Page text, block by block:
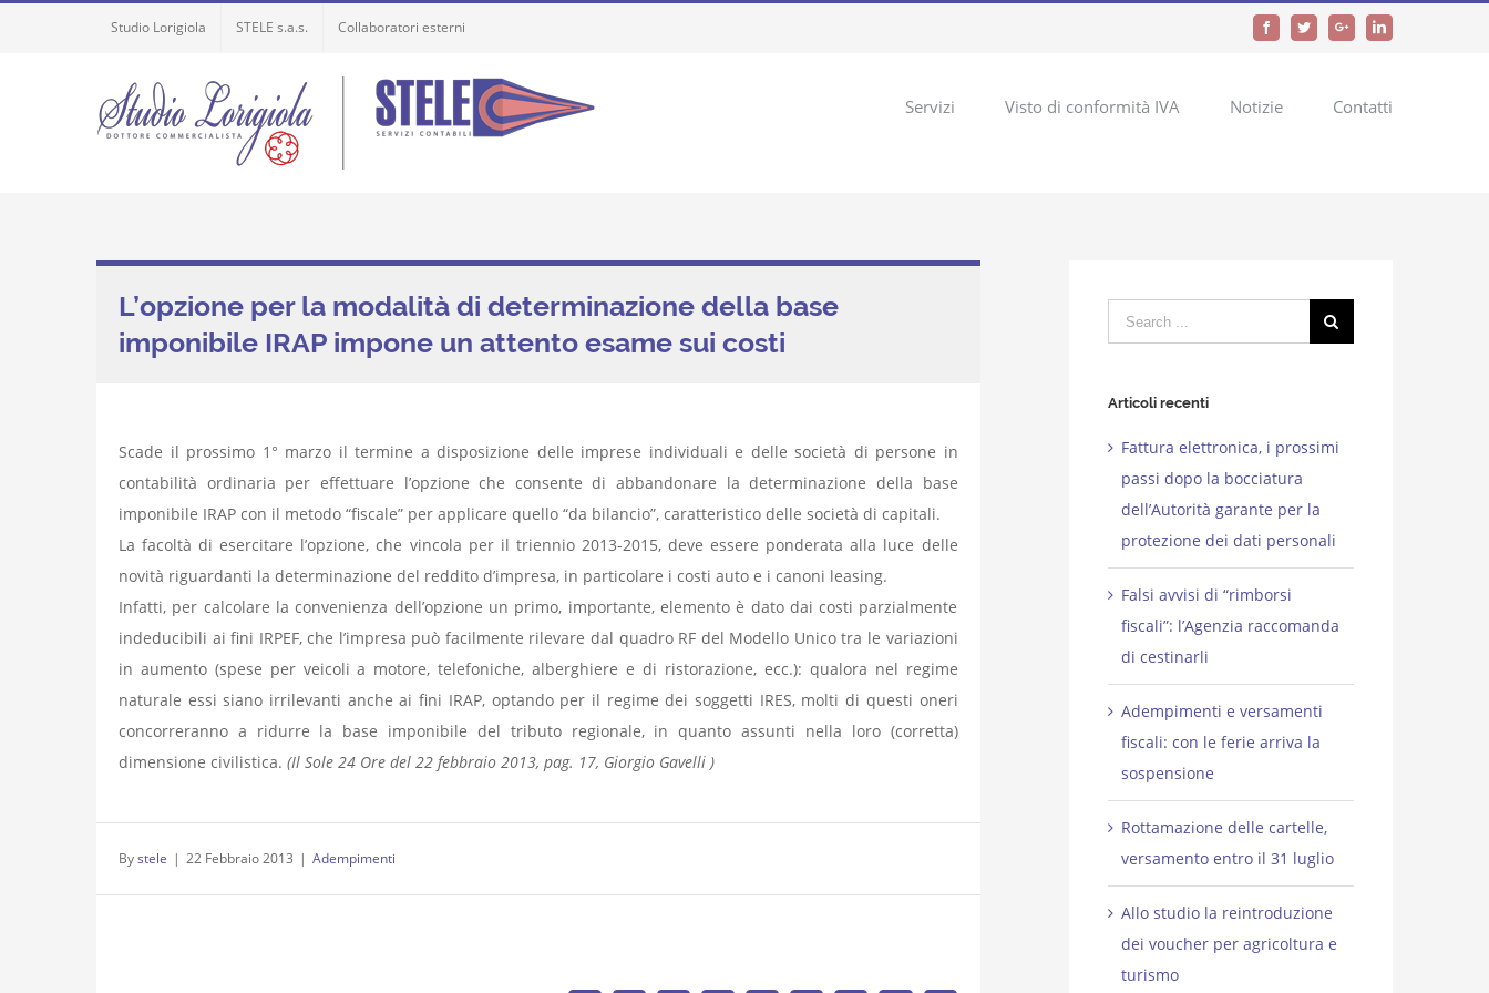
Studio Lorigiola STELE s.a.s. Collaboratori esterni FacebookTwitterGoogle+LinkedIn
Servizi Visto di conformità IVA Notizie Contatti
L’opzione per la modalità di determinazione della base
imponibile IRAP impone un attento esame sui costi
Scade il prossimo 1° marzo il termine a disposizione delle imprese individuali e delle società di persone in
contabilità ordinaria per effettuare l’opzione che consente di abbandonare la determinazione della base
imponibile IRAP con il metodo “fiscale” per applicare quello “da bilancio”, caratteristico delle società di capitali.
La facoltà di esercitare l’opzione, che vincola per il triennio 2013-2015, deve essere ponderata alla luce delle
novità riguardanti la determinazione del reddito d’impresa, in particolare i costi auto e i canoni leasing.
Infatti, per calcolare la convenienza dell’opzione un primo, importante, elemento è dato dai costi parzialmente
indeducibili ai fini IRPEF, che l’impresa può facilmente rilevare dal quadro RF del Modello Unico tra le variazioni
in aumento (spese per veicoli a motore, telefoniche, alberghiere e di ristorazione, ecc.): qualora nel regime
naturale essi siano irrilevanti anche ai fini IRAP, optando per il regime dei soggetti IRES, molti di questi oneri
concorreranno a ridurre la base imponibile del tributo regionale, in quanto assunti nella loro (corretta)
dimensione civilistica. (Il Sole 24 Ore del 22 febbraio 2013, pag. 17, Giorgio Gavelli )
Bystele | 22 Febbraio 2013 | Adempimenti
Search
for:
Articoli recenti
Fattura elettronica, i prossimi
passi dopo la bocciatura
dell’Autorità garante per la
protezione dei dati personali
Falsi avvisi di “rimborsi
fiscali”: l’Agenzia raccomanda
di cestinarli
Adempimenti e versamenti
fiscali: con le ferie arriva la
sospensione
Rottamazione delle cartelle,
versamento entro il 31 luglio
Allo studio la reintroduzione
dei voucher per agricoltura e
turismo